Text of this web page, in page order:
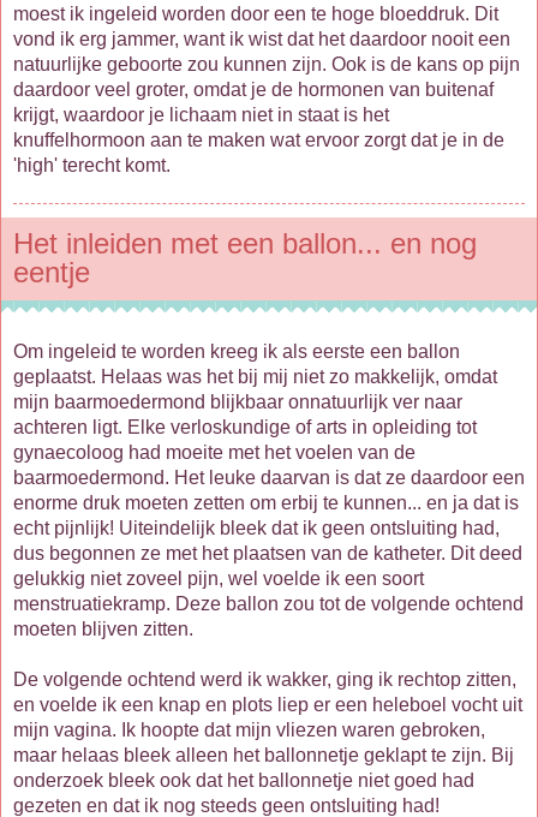
moest ik ingeleid worden door een te hoge bloeddruk. Dit
vond ik erg jammer, want ik wist dat het daardoor nooit een
natuurlijke geboorte zou kunnen zijn. Ook is de kans op pijn
daardoor veel groter, omdat je de hormonen van buitenaf
krijgt, waardoor je lichaam niet in staat is het
knuffelhormoon aan te maken wat ervoor zorgt dat je in de
'high' terecht komt.
Het inleiden met een ballon... en nog
eentje
Om ingeleid te worden kreeg ik als eerste een ballon
geplaatst. Helaas was het bij mij niet zo makkelijk, omdat
mijn baarmoedermond blijkbaar onnatuurlijk ver naar
achteren ligt. Elke verloskundige of arts in opleiding tot
gynaecoloog had moeite met het voelen van de
baarmoedermond. Het leuke daarvan is dat ze daardoor een
enorme druk moeten zetten om erbij te kunnen... en ja dat is
echt pijnlijk! Uiteindelijk bleek dat ik geen ontsluiting had,
dus begonnen ze met het plaatsen van de katheter. Dit deed
gelukkig niet zoveel pijn, wel voelde ik een soort
menstruatiekramp. Deze ballon zou tot de volgende ochtend
moeten blijven zitten.
De volgende ochtend werd ik wakker, ging ik rechtop zitten,
en voelde ik een knap en plots liep er een heleboel vocht uit
mijn vagina. Ik hoopte dat mijn vliezen waren gebroken,
maar helaas bleek alleen het ballonnetje geklapt te zijn. Bij
onderzoek bleek ook dat het ballonnetje niet goed had
gezeten en dat ik nog steeds geen ontsluiting had!